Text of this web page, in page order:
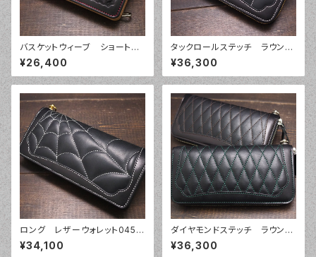
バスケットウィーブ ショートウ
ォレット タイプ１
¥26,400
タックロールステッチ ラウンド
ファスナーウォレット
¥36,300
ロング レザーウォレット045
蜘蛛の巣ステッチウォレット
¥34,100
ダイヤモンドステッチ ラウンド
ファスナーウォレット101
¥36,300